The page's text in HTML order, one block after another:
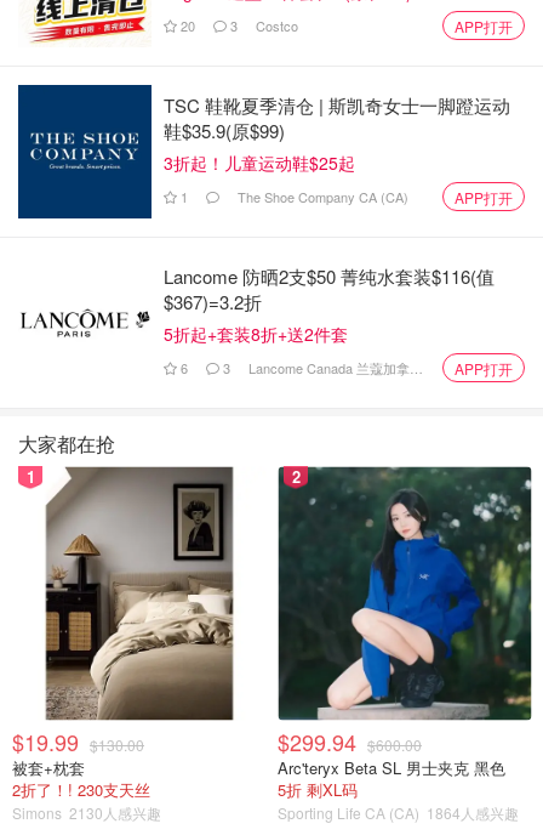
hihihicrystal 7 查看原帖
多伦多附近真的都走了一圈了? ?买不到lochland向日葵农场
票的盆友来看看！在Vaughan北边的新开的农场 ?他家ins说
只会开放大概两周左右，google搜到的，名气不大，所以人
没有特别多 ❤️最喜欢的是有个下沉的地势能照整个农场全景
超级容易出片！ ?门票15一个人，北约克开车半小时能到 ❤️
不需要网上买票！不需要预定！超级适合说走就走了 ?也不
能带宠物 ?坐标 Campbell’s Cross Farm 3634 King St,
Caledon, ON L7C 0T6 ?每天9～5开门?
High Park：隐藏在公园里的儿童乐园
名字：Jamie Bell Adventure Playground
地址：185 Spring Rd, Toronto, ON M6R 2Y8
20 3 Costco APP打开
TSC 鞋靴夏季清仓 | 斯凯奇女士一脚蹬运动
鞋$35.9(原$99)
3折起！儿童运动鞋$25起
1 The Shoe Company CA (CA) APP打开
Lancome 防晒2支$50 菁纯水套装$116(值
$367)=3.2折
5折起+套装8折+送2件套
6 3 Lancome Canada 兰蔻加拿大官网 APP打开
大家都在抢
1
$19.99 $130.00
被套+枕套
2折了！! 230支天丝
Simons 2130人感兴趣
2
$299.94 $600.00
Arc'teryx Beta SL 男士夹克 黑色
5折 剩XL码
Sporting Life CA (CA) 1864人感兴趣